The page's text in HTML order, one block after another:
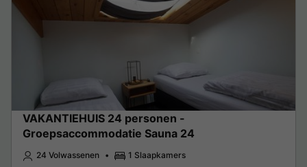
VAKANTIEHUIS 24 personen -
Groepsaccommodatie Sauna 24
24 Volwassenen
1 Slaapkamers